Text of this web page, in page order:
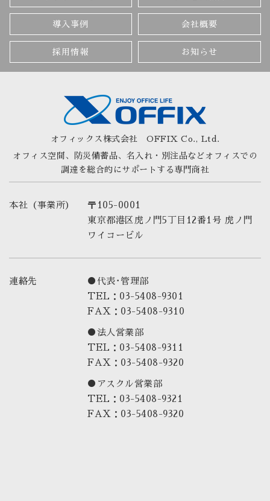
導入事例 会社概要
採用情報 お知らせ
オフィックス株式会社 OFFIX Co., Ltd.
オフィス空間、防災備蓄品、名入れ・別注品など オフィスでの
調達を総合的にサポートする専門商社
本社（事業所）
〒105-0001
東京都港区虎ノ門5丁目12番1号 虎ノ門
ワイコービル
連絡先
●代表･管理部
TEL：03-5408-9301
FAX：03-5408-9310
●法人営業部
TEL：03-5408-9311
FAX：03-5408-9320
●アスクル営業部
TEL：03-5408-9321
FAX：03-5408-9320